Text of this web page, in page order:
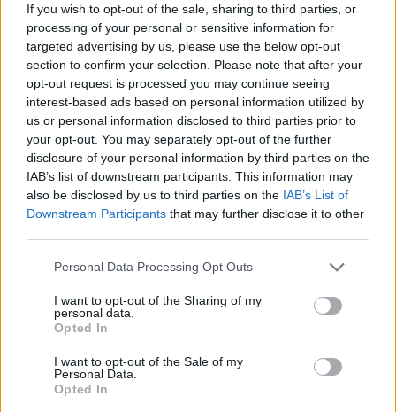
If you wish to opt-out of the sale, sharing to third parties, or
processing of your personal or sensitive information for
targeted advertising by us, please use the below opt-out
section to confirm your selection. Please note that after your
opt-out request is processed you may continue seeing
interest-based ads based on personal information utilized by
us or personal information disclosed to third parties prior to
your opt-out. You may separately opt-out of the further
disclosure of your personal information by third parties on the
IAB’s list of downstream participants. This information may
also be disclosed by us to third parties on the IAB’s List of
Downstream Participants that may further disclose it to other
Personal Data Processing Opt Outs
I want to opt-out of the Sharing of my
personal data.
Opted In
I want to opt-out of the Sale of my
Personal Data.
Opted In
dřeviny.
Zařízení na spalování biomasy
8.3.2000 | PRAHA (EkoList)
Diskuse: 1
V minulém čísle EkoListu jsme vám podali základní informace o
získávání energie z biomasy. Tentokrát přinášíme informace o
jednotlivých druzích zařízení na spalování biomasy. Princip
zplynovacího kotle na dřevo ukazuje nákres od firmy Verner.
Leden z pohledu energie
blízkými, byť i s globálním přesahem. Možná je čas podívat se i na
další rozvoj naší civilizace neméně důležité. Jsou to problémy
energetických zdrojů pro chudé venkovské obyvatelstvo
rozvojových zemí.
| ..|120| 121|122|123 |124 | ..|126